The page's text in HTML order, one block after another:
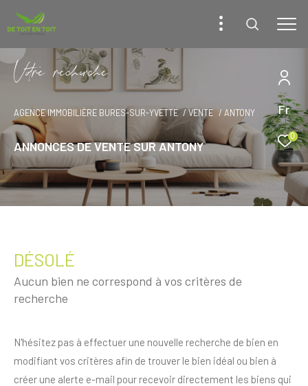
Fr
0
Vore recece
AGENCE IMMOBILIÈRE BURES-SUR-YVETTE VENTE ANTONY
ANNONCES DE VENTE SUR ANTONY
DÉSOLÉ
Aucun bien ne correspond à vos critères de
recherche
N'hésitez pas à effectuer une nouvelle recherche de bien en
modifiant vos critères afin de trouver le bien idéal ou bien à
créer une alerte e-mail pour recevoir directement les biens qui